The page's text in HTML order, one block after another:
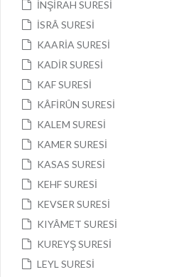
İNŞİRAH SURESİ
İSRÂ SURESİ
KAARİA SURESİ
KADİR SURESİ
KAF SURESİ
KÂFİRÛN SURESİ
KALEM SURESİ
KAMER SURESİ
KASAS SURESİ
KEHF SURESİ
KEVSER SURESİ
KIYÂMET SURESİ
KUREYŞ SURESİ
LEYL SURESİ